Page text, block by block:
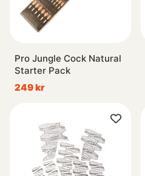
Pro Jungle Cock Natural
Starter Pack
249 kr